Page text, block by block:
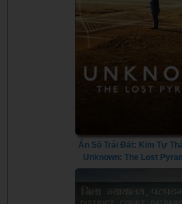
Ẩn Số Trái Đất: Kim Tự
Unknown: The Lost
Vietsub